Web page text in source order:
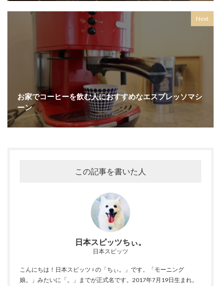
Next
お家でコーヒーを飲む人におすすめなエスプレッソマシ
ーン
この記事を書いた人
日本スピッツちぃ。
日本スピッツ
こんにちは！日本スピッツ♀の「ちぃ。」です。「モーニング
娘。」みたいに「。」までが正式名です。2017年7月19日生まれ。